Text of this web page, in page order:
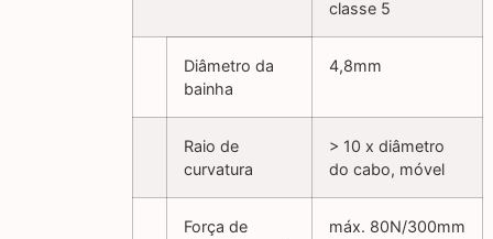
classe 5
Diâmetro da
bainha
4,8mm
Raio de
curvatura
> 10 x diâmetro
do cabo, móvel
Força de
máx. 80N/300mm